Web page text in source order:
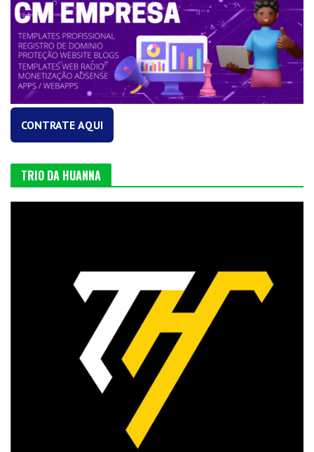
CONTRATE AQUI
TRIO DA HUANNA